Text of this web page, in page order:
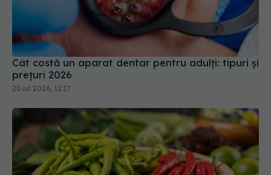
Cât costă un aparat dentar pentru adulți: tipuri și
prețuri 2026
20 iul 2026, 12:17